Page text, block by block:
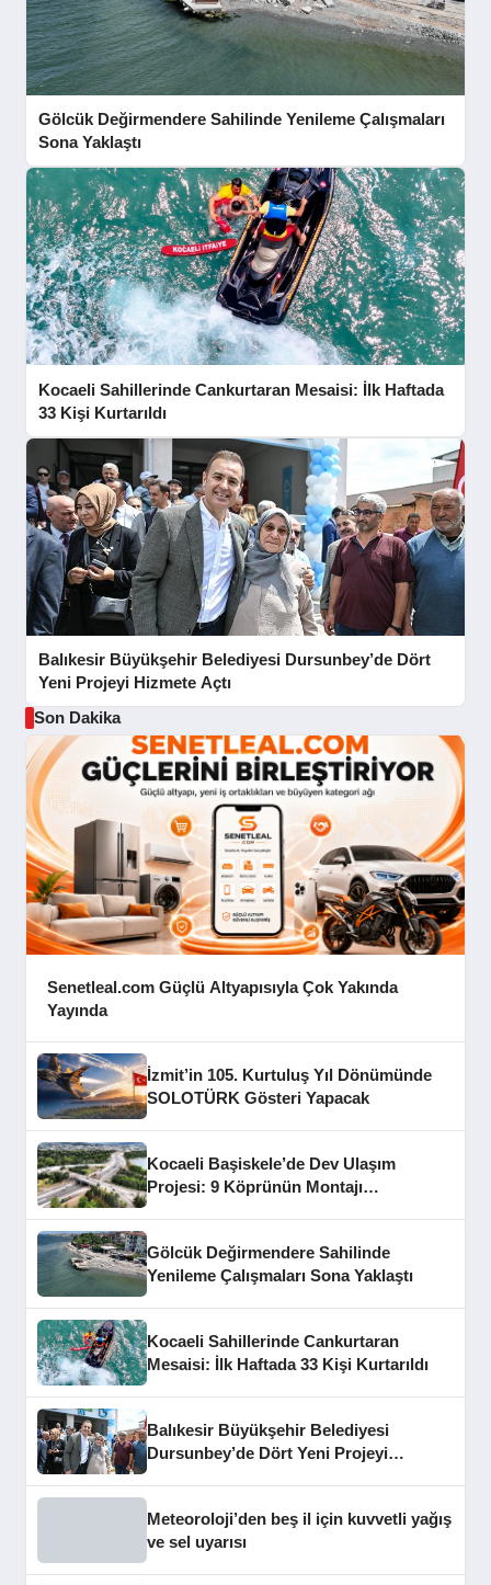
Gölcük Değirmendere Sahilinde Yenileme Çalışmaları
Sona Yaklaştı
Kocaeli Sahillerinde Cankurtaran Mesaisi: İlk Haftada
33 Kişi Kurtarıldı
Balıkesir Büyükşehir Belediyesi Dursunbey’de Dört
Yeni Projeyi Hizmete Açtı
Son Dakika
Senetleal.com Güçlü Altyapısıyla Çok Yakında
Yayında
İzmit’in 105. Kurtuluş Yıl Dönümünde
SOLOTÜRK Gösteri Yapacak
Kocaeli Başiskele’de Dev Ulaşım
Projesi: 9 Köprünün Montajı
Gölcük Değirmendere Sahilinde
Yenileme Çalışmaları Sona Yaklaştı
Kocaeli Sahillerinde Cankurtaran
Mesaisi: İlk Haftada 33 Kişi Kurtarıldı
Balıkesir Büyükşehir Belediyesi
Dursunbey’de Dört Yeni Projeyi
Meteoroloji’den beş il için kuvvetli yağış
ve sel uyarısı